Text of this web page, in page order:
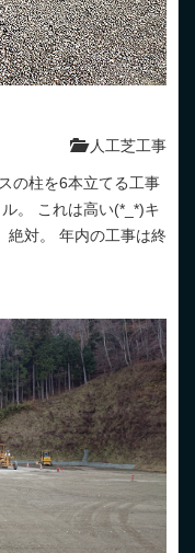
人工芝工事
の柱を6本立てる工事
。 これは高い(*_*)キ
絶対。 年内の工事は終